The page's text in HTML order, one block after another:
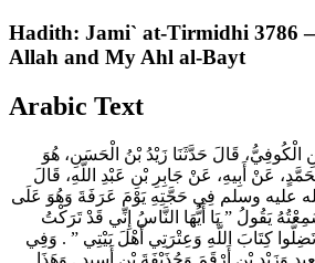
Hadith: Jami` at-Tirmidhi 3786
Allah and My Ahl al-Bayt
Arabic Text
الْكُوفِيُّ، قَالَ حَدَّثَنَا زَيْدُ بْنُ الْحَسَنِ، هُوَ
عَنْ أَبِيهِ، عَنْ جَابِرِ بْنِ عَبْدِ اللَّهِ، قَالَ
عليه وسلم فِي حَجَّتِهِ يَوْمَ عَرَفَةَ وَهُوَ عَلَى
يَقُولُ ‏”‏ يَا أَيُّهَا النَّاسُ إِنِّي قَدْ تَرَكْتُ
كِتَابَ اللَّهِ وَعِتْرَتِي أَهْلَ بَيْتِي ‏”‏ ‏.‏ وَفِي
وَزَيْدِ بْنِ أَرْقَمَ وَحُذَيْفَةَ بْنِ أَسِيدٍ ‏.‏ وَهَذَا